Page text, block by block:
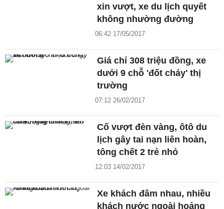
xin vượt, xe du lịch quyết
không nhường đường
06:42 17/05/2017
Giá chỉ 308 triệu đồng, xe
dưới 9 chỗ 'đốt cháy' thị
trường
07:12 26/02/2017
Cố vượt đèn vàng, ôtô du
lịch gây tai nạn liên hoàn,
tông chết 2 trẻ nhỏ
12:03 14/02/2017
Xe khách đâm nhau, nhiều
khách nước ngoài hoảng